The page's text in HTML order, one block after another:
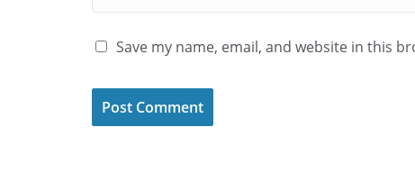
Save my name, email, and website in this